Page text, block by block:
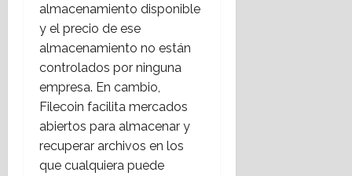
almacenamiento disponible
y el precio de ese
almacenamiento no están
controlados por ninguna
empresa. En cambio,
Filecoin facilita mercados
abiertos para almacenar y
recuperar archivos en los
que cualquiera puede